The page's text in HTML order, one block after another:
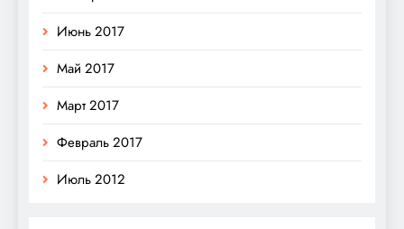
Июнь 2017
Май 2017
Март 2017
Февраль 2017
Июль 2012